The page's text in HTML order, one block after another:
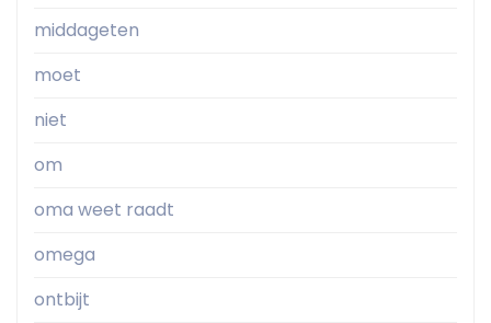
middageten
moet
niet
om
oma weet raadt
omega
ontbijt